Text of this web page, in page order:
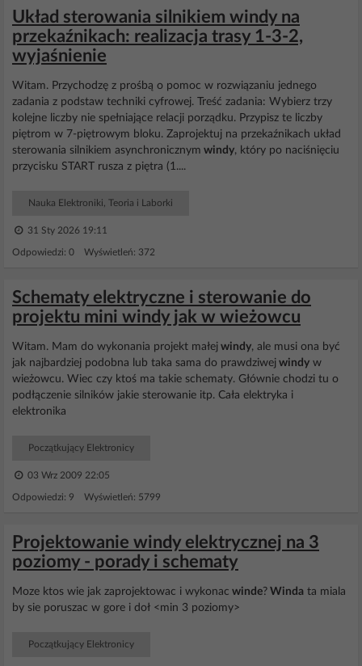
Układ sterowania silnikiem windy na
przekaźnikach: realizacja trasy 1-3-2,
wyjaśnienie
Witam. Przychodzę z prośbą o pomoc w rozwiązaniu jednego
zadania z podstaw techniki cyfrowej. Treść zadania: Wybierz trzy
kolejne liczby nie spełniające relacji porządku. Przypisz te liczby
piętrom w 7-piętrowym bloku. Zaprojektuj na przekaźnikach układ
sterowania silnikiem asynchronicznym windy, który po naciśnięciu
przycisku START rusza z piętra (1....
Nauka Elektroniki, Teoria i Laborki
31 Sty 2026 19:11
Odpowiedzi: 0 Wyświetleń: 372
Schematy elektryczne i sterowanie do
projektu mini windy jak w wieżowcu
Witam. Mam do wykonania projekt małej windy, ale musi ona być
jak najbardziej podobna lub taka sama do prawdziwej windy w
wieżowcu. Wiec czy ktoś ma takie schematy. Głównie chodzi tu o
podłączenie silników jakie sterowanie itp. Cała elektryka i
elektronika
Początkujący Elektronicy
03 Wrz 2009 22:05
Odpowiedzi: 9 Wyświetleń: 5799
Projektowanie windy elektrycznej na 3
poziomy - porady i schematy
Moze ktos wie jak zaprojektowac i wykonac winde? Winda ta miala
by sie poruszac w gore i doł <min 3 poziomy>
Początkujący Elektronicy